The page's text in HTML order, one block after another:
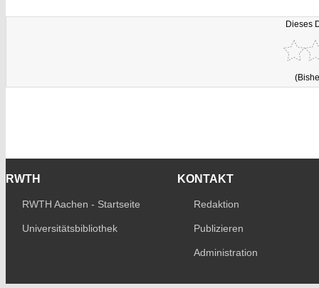
Dieses
RWTH
RWTH Aachen - Startseite
Universitätsbibliothek
KONTAKT
Redaktion
Publizieren
Administration